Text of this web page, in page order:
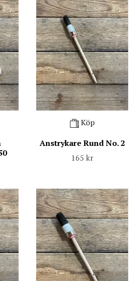
Köp
Anstrykare Rund No. 2
165 kr